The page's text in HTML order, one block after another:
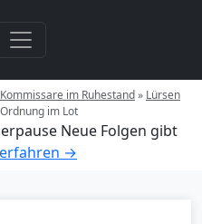
Kommissare im Ruhestand» Lürsen
im Lot
Neue Folgen gibt
→